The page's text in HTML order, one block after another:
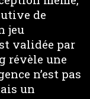
de
jeu
validée par
révèle une
n’est pas
un